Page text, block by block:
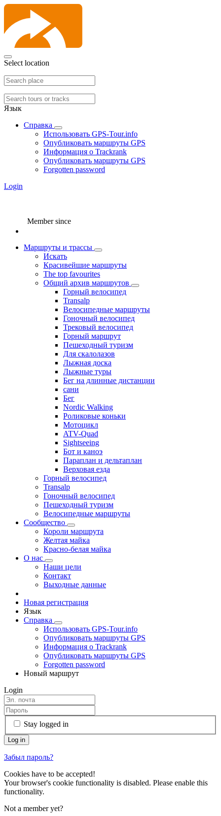
Select location
Язык
Справка
Использовать GPS-Tour.info
Опубликовать маршруты GPS
Информация о Trackrank
Опубликовать маршруты GPS
Forgotten password
Login
Member since
Маршруты и трассы
Искать
Красивейшие маршруты
The top favourites
Общий архив маршрутов
Горный велосипед
Transalp
Велосипедные маршруты
Гоночный велосипед
Трековый велосипед
Горный маршрут
Пешеходный туризм
Для скалолазов
Лыжная доска
Лыжные туры
Бег на длинные дистанции
сани
Бег
Nordic Walking
Роликовые коньки
Мотоцикл
ATV-Quad
Sightseeing
Бот и каноэ
Параплан и дельтаплан
Верховая езда
Горный велосипед
Transalp
Гоночный велосипед
Пешеходный туризм
Велосипедные маршруты
Сообщество
Короли маршрута
Желтая майка
Красно-белая майка
О нас
Наши цели
Контакт
Выходные данные
Новая регистрация
Язык
Справка
Использовать GPS-Tour.info
Опубликовать маршруты GPS
Информация о Trackrank
Опубликовать маршруты GPS
Forgotten password
Новый маршрут
Login
Stay logged in
Забыл пароль?
Cookies have to be accepted!
Your browser's cookie functionality is disabled. Please enable this
functionality.
Not a member yet?